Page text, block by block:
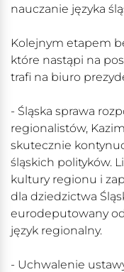
nauczanie języka
Kolejnym etapem
które nastąpi na
trafi na biuro
- Śląska sprawa
regionalistów,
skutecznie
śląskich polityków.
kultury regionu i
dla dziedzictwa
eurodeputowany
język regionalny.
- Uchwalenie